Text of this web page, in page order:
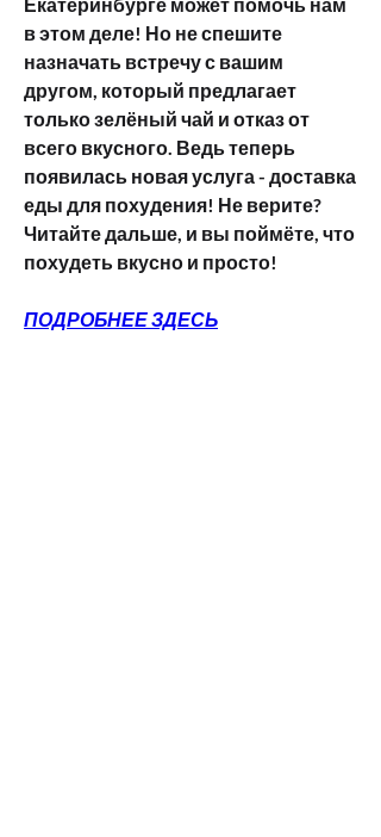
в этом деле! Но не спешите
назначать встречу с вашим
другом, который предлагает
только зелёный чай и отказ от
всего вкусного. Ведь теперь
появилась новая услуга - доставка
еды для похудения! Не верите?
Читайте дальше, и вы поймёте, что
похудеть вкусно и просто!
ПОДРОБНЕЕ ЗДЕСЬ